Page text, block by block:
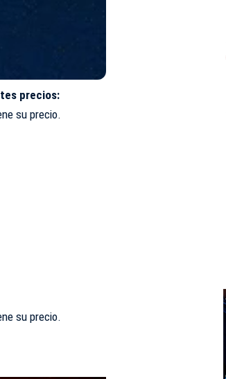
precios:
su precio.
su precio.